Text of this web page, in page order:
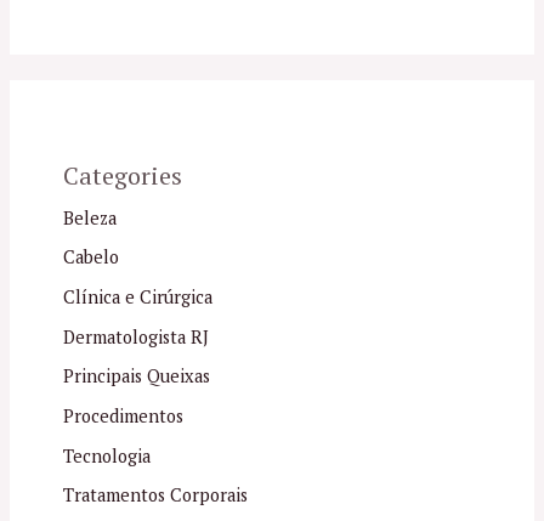
Categories
Beleza
Cabelo
Clínica e Cirúrgica
Dermatologista RJ
Principais Queixas
Procedimentos
Tecnologia
Tratamentos Corporais